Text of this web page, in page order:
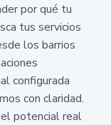
por qué tu
tus servicios
los barrios
configurada
con claridad.
potencial real